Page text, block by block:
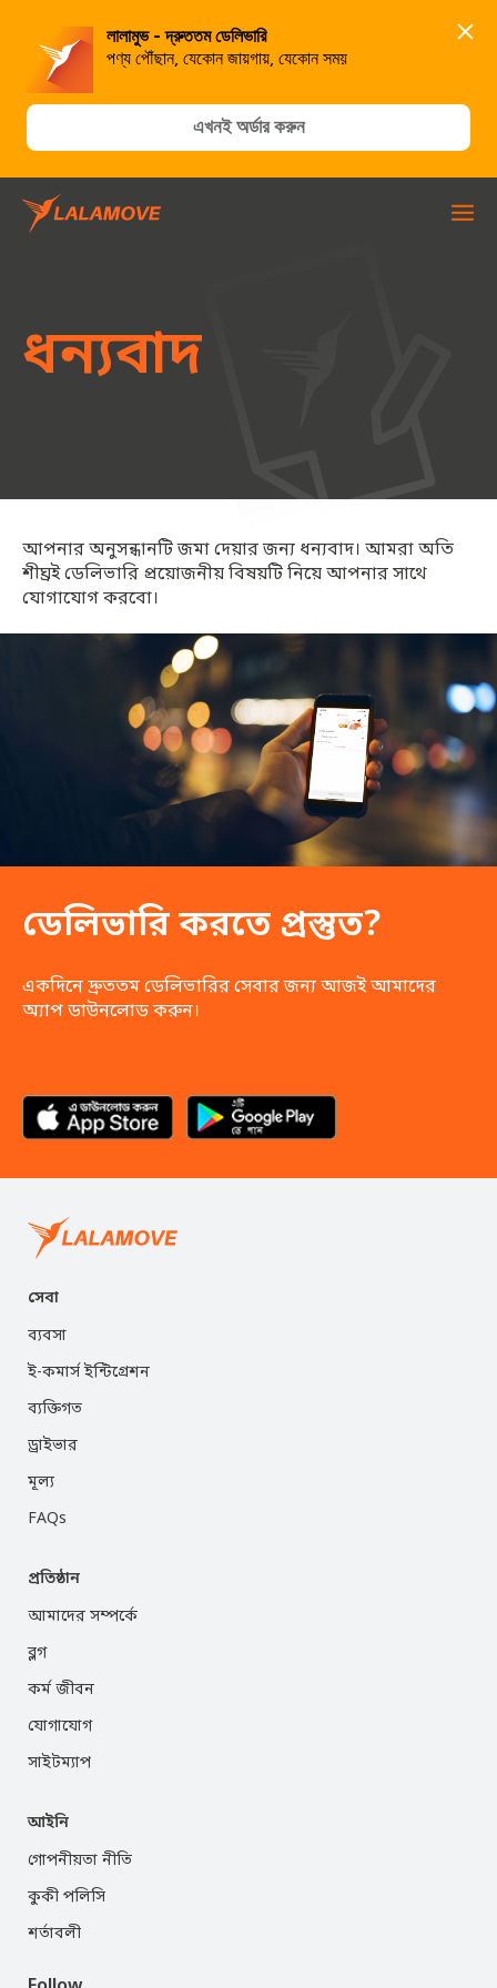
লালামুভ - দ্রুততম ডেলিভারি
পণ্য পৌঁছান, যেকোন জায়গায়, যেকোন সময়
এখনই অর্ডার করুন
ধন্যবাদ
আপনার অনুসন্ধানটি জমা দেয়ার জন্য ধন্যবাদ। আমরা অতি
শীঘ্রই ডেলিভারি প্রয়োজনীয় বিষয়টি নিয়ে আপনার সাথে
যোগাযোগ করবো।
ডেলিভারি করতে প্রস্তুত?
একদিনে দ্রুততম ডেলিভারির সেবার জন্য আজই আমাদের
অ্যাপ ডাউনলোড করুন।
সেবা
ব্যবসা
ই-কমার্স ইন্টিগ্রেশন
ব্যক্তিগত
ড্রাইভার
মূল্য
FAQs
প্রতিষ্ঠান
আমাদের সম্পর্কে
ব্লগ
কর্ম জীবন
যোগাযোগ
সাইটম্যাপ
আইনি
গোপনীয়তা নীতি
কুকী পলিসি
শর্তাবলী